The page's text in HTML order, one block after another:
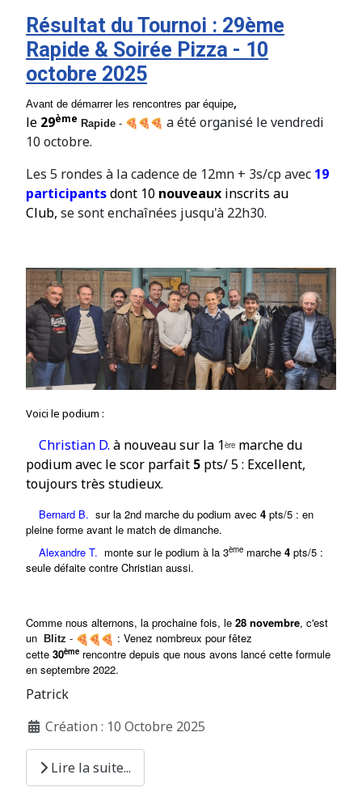
Résultat du Tournoi : 29ème
Rapide & Soirée Pizza - 10
octobre 2025
Avant de démarrer les rencontres par équipe,
le 29ème Rapide -
a été organisé le vendredi
10 octobre.
Les 5 rondes à la cadence de 12mn + 3s/cp avec 19
participantsdont 10 nouveaux inscrits au
Club, se sont enchaînées jusqu'à 22h30.
Voici le podium :
Christian D. à nouveau sur la 1ère marche du
podium avec le scor parfait 5 pts/ 5 : Excellent,
toujours très studieux.
Bernard B. sur la 2nd marche du podium avec 4 pts/5 : en
pleine forme avant le match de dimanche.
Alexandre T. monte sur le podium à la 3ème marche 4 pts/5 :
seule défaite contre Christian aussi.
Comme nous alternons, la prochaine fois, le 28 novembre, c'est
un
Blitz - : Venez nombreux pour fêtez
cette 30ème rencontre depuis que nous avons lancé cette formule
en septembre 2022.
Patrick
Création : 10 Octobre 2025
Lire la suite...